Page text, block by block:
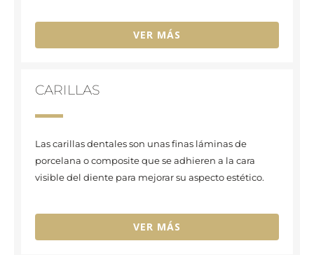
VER MÁS
CARILLAS
Las carillas dentales son unas finas láminas de
porcelana o composite que se adhieren a la cara
visible del diente para mejorar su aspecto estético.
VER MÁS